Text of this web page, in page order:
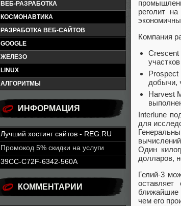
ВЕБ-РАЗРАБОТКА
КОСМОНАВТИКА
РАЗРАБОТКА ВЕБ-САЙТОВ
GOOGLE
ЖЕЛЕЗО
LINUX
АЛГОРИТМЫ
ИНФОРМАЦИЯ
Лучший хостинг сайтов - REG.RU
Промокод 5% скидки на услуги
39CC-C72F-6342-560A
КОММЕНТАРИИ
реголит
Компания
Crescent
Prospect
добычи,
Harvest
Interlune
для
Один
долларов,
Гелий-3
ближайшие
чем его